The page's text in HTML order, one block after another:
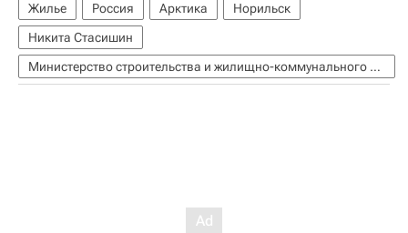
Жилье Россия Арктика
Норильск
Никита Стасишин
Министерство строительства и жилищно-коммунального хозяйства РФ (Минстрой России)